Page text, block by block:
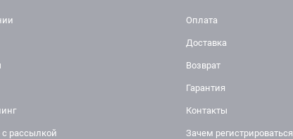
с рассылкой
Оплата
Доставка
Возврат
Гарантия
Контакты
Зачем регистрироваться